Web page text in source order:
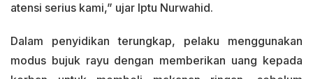
atensi serius kami,” ujar Iptu Nurwahid.
Dalam penyidikan terungkap, pelaku menggunakan
modus bujuk rayu dengan memberikan uang kepada